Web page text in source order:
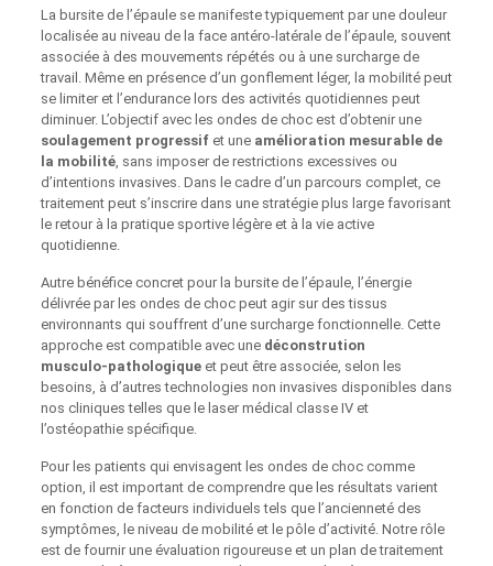
La bursite de l’épaule se manifeste typiquement par une douleur
localisée au niveau de la face antéro‑latérale de l’épaule, souvent
associée à des mouvements répétés ou à une surcharge de
travail. Même en présence d’un gonflement léger, la mobilité peut
se limiter et l’endurance lors des activités quotidiennes peut
diminuer. L’objectif avec les ondes de choc est d’obtenir une
soulagement progressifet une amélioration mesurable de
la mobilité, sans imposer de restrictions excessives ou
d’intentions invasives. Dans le cadre d’un parcours complet, ce
traitement peut s’inscrire dans une stratégie plus large favorisant
le retour à la pratique sportive légère et à la vie active
quotidienne.
Autre bénéfice concret pour la bursite de l’épaule, l’énergie
délivrée par les ondes de choc peut agir sur des tissus
environnants qui souffrent d’une surcharge fonctionnelle. Cette
approche est compatible avec une déconstrution
musculo‑pathologiqueet peut être associée, selon les
besoins, à d’autres technologies non invasives disponibles dans
nos cliniques telles que le laser médical classe IV et
l’ostéopathie spécifique.
Pour les patients qui envisagent les ondes de choc comme
option, il est important de comprendre que les résultats varient
en fonction de facteurs individuels tels que l’ancienneté des
symptômes, le niveau de mobilité et le pôle d’activité. Notre rôle
est de fournir une évaluation rigoureuse et un plan de traitement